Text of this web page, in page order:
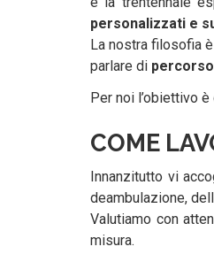
personalizzati e
La nostra filosofia
parlare di
Per noi l’obiettivo
COME
Innanzitutto vi
deambulazione,
Valutiamo con
misura.